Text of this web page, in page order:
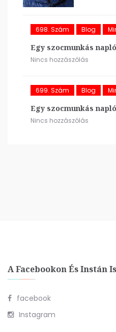
698. Szám Blog
Egy szocmunkás
Nincs hozzászólás
699. Szám Blog
Egy szocmunkás
Nincs hozzászólás
A Facebookon És Instán
facebook
Instagram